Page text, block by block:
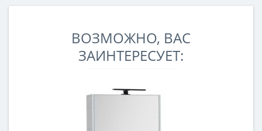
ВОЗМОЖНО, ВАС
ЗАИНТЕРЕСУЕТ: